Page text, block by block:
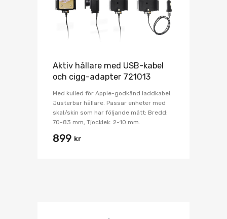
Aktiv hållare med USB-kabel
och cigg-adapter 721013
Med kulled för Apple-godkänd laddkabel.
Justerbar hållare. Passar enheter med
skal/skin som har följande mått: Bredd:
70-83 mm, Tjocklek: 2-10 mm.
899 kr